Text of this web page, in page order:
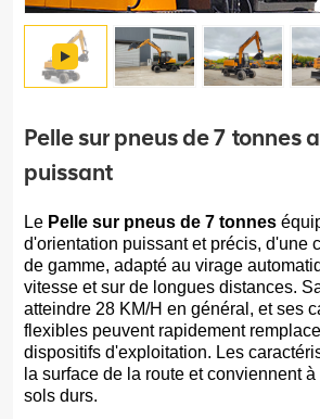
Pelle sur pneus de 7 tonnes
puissant
Le Pelle sur pneus de 7 tonnes
d'orientation puissant et précis, d'une
de gamme, adapté au virage
vitesse et sur de longues distances.
atteindre 28 KM/H en général, et ses
flexibles peuvent rapidement
dispositifs d'exploitation. Les
la surface de la route et conviennent
sols durs.